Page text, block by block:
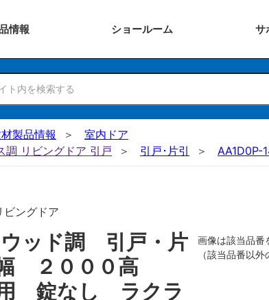
情報 ショールーム サ
製品情報
室内ドア
調 リビングドア 引戸
引戸･片引 AA1D0P-
ングドア
ッド調 引戸・片
２０００高
用 錠なし ラクラ
画像は該当品番
（該当品番以